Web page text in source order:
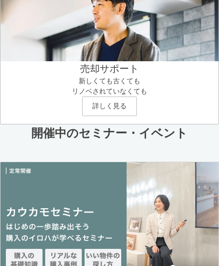
売却サポート
新しくても古くても
リノベされていなくても
詳しく見る
開催中のセミナー・イベント